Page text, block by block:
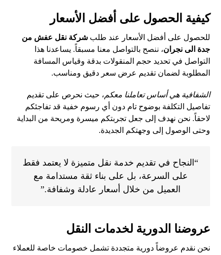
كيفية الحصول على أفضل الأسعار
للحصول على أفضل الأسعار عند طلبشركة نقل عفش من
جدة الى نجران، ننصح بالتواصل معنا مسبقاً. يساعدنا هذا
التواصل في تحديد حجم المنقولات بدقة وقياس المسافة
المطلوبة لضمان تقديم عرض سعر دقيق ومناسب.
الشفافية هي أساس تعاملنا معكم، حيث نحرص على تقديم
تفاصيل التكلفة بوضوح تام دون أي رسوم خفية قد تفاجئكم
لاحقاً. نحن نهدف إلى جعل تجربتكم ميسرة ومريحة من البداية
وحتى الوصول إلى وجهتكم الجديدة.
“النجاح في تقديم خدمة نقل متميزة لا يعتمد فقط
على السرعة، بل على بناء ثقة مستدامة مع
العميل من خلال أسعار عادلة وشفافة.”
عروضنا الدورية لخدمات النقل
نحن نقدم عروضاً دورية متجددة تشمل خصومات خاصة للعملاء